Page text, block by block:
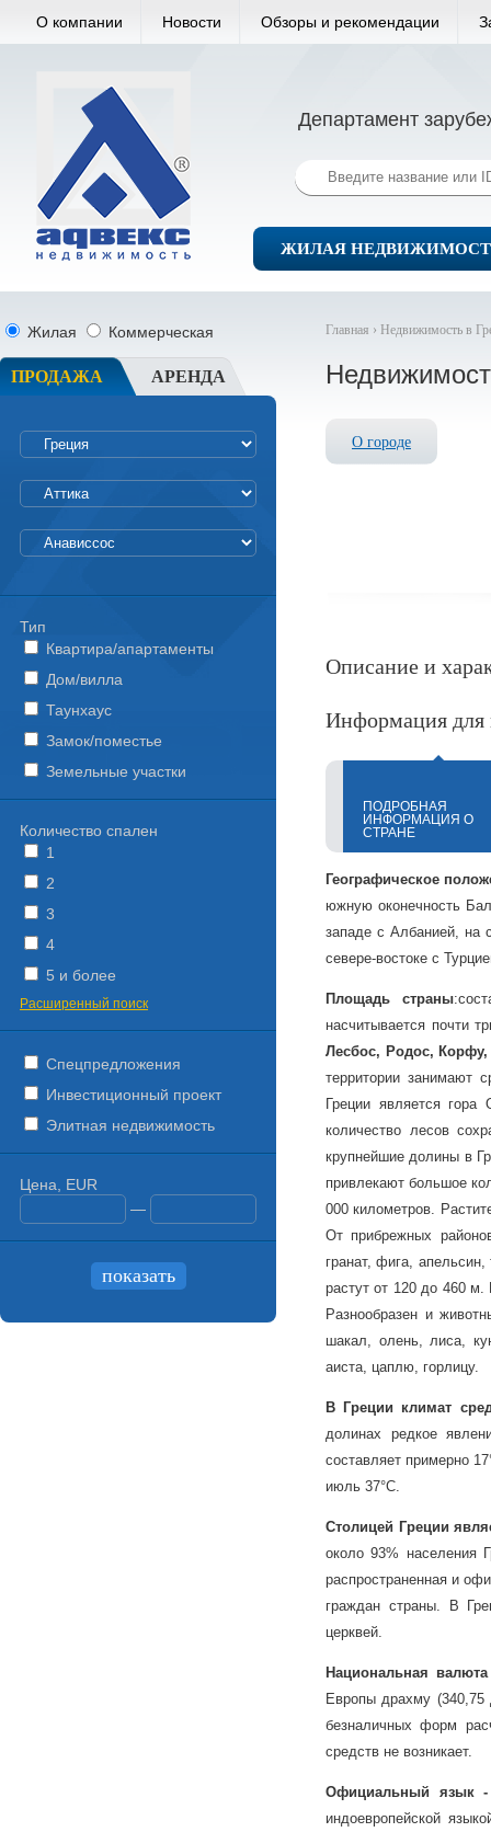
О компании Новости Обзоры и рекомендации
Департамент
ЖИЛАЯ
Главная › Недвижимость в
О городе
Описание и
Информация для
ПОДРОБНАЯ
ИНФОРМАЦИЯ О
СТРАНЕ
Географическое
южную оконечность
западе с Албанией, на
севере-востоке с
Площадь страны
насчитывается почти
Лесбос, Родос,
территории занимают
Греции является
количество лесов
крупнейшие долины в
привлекают большое
000 километров.
От прибрежных
гранат, фига,
растут от 120 до 460
Разнообразен и
шакал, олень, лиса,
аиста, цаплю, горлицу.
В Греции климат
долинах редкое
составляет примерно
июль 37°С.
Столицей Греции
около 93% населения
распространенная и
граждан страны. В
церквей.
Национальная
Европы драхму
безналичных форм
средств не возникает.
Официальный язык -
индоевропейской
Жилая Коммерческая
ПРОДАЖА АРЕНДА
Тип
Квартира/апартаменты
Дом/вилла
Таунхаус
Замок/поместье
Земельные участки
Количество спален
1
2
3
4
5 и более
Расширенный поиск
Спецпредложения
Инвестиционный проект
Элитная недвижимость
Цена, EUR
—